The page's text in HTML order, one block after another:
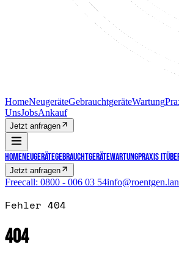
HomeNeugeräteGebrauchtgeräteWartung
UnsJobsAnkauf
Jetzt anfragen
HomeNeugeräteGebrauchtgeräteWartungPraxis IT
Jetzt anfragen
Freecall: 0800 - 006 03 54
Fehler 404
404